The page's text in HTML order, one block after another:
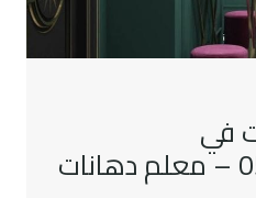
في
جدة0545300912 – معلم دهانات